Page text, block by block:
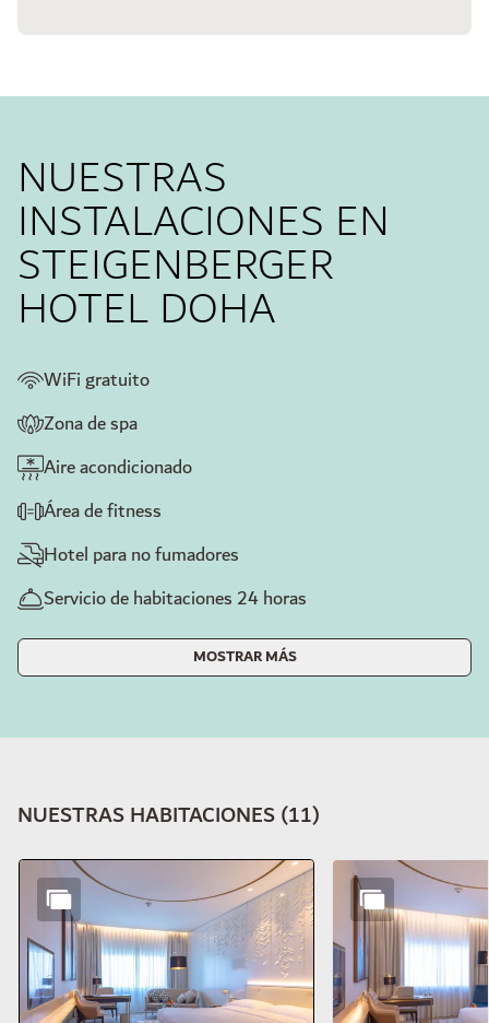
NUESTRAS
INSTALACIONES EN
STEIGENBERGER
HOTEL DOHA
WiFi gratuito
Zona de spa
Aire acondicionado
Área de fitness
Hotel para no fumadores
Servicio de habitaciones 24 horas
MOSTRAR MÁS
NUESTRAS HABITACIONES(11)
Diapositiva 1 de 11